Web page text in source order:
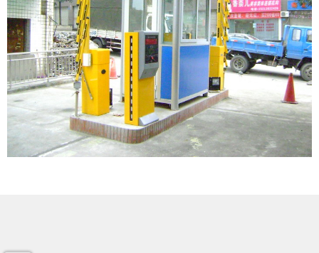
在线留言
人才招聘
联系我们